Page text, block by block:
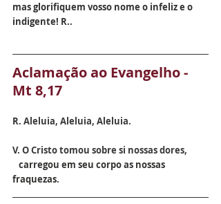
mas glorifiquem vosso nome o infeliz e o
indigente! R..
Aclamação ao Evangelho -
Mt 8,17
R. Aleluia, Aleluia, Aleluia.
V. OCristo tomou sobre si nossas dores,
carregou em seu corpo as nossas
fraquezas.